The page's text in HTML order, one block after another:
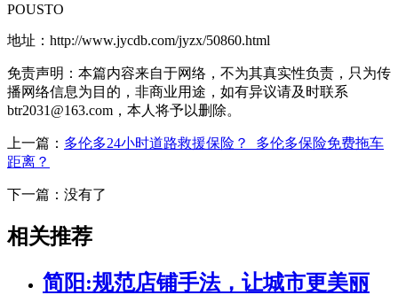
POUSTO
地址：http://www.jycdb.com/jyzx/50860.html
免责声明：本篇内容来自于网络，不为其真实性负责，只为传
播网络信息为目的，非商业用途，如有异议请及时联系
btr2031@163.com，本人将予以删除。
上一篇： 多伦多24小时道路救援保险？_多伦多保险免费拖车
距离？
下一篇：没有了
相关推荐
简阳:规范店铺手法，让城市更美丽